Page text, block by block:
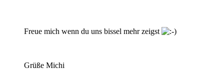
Freue mich wenn du uns bissel mehr zeigst
Grüße Michi